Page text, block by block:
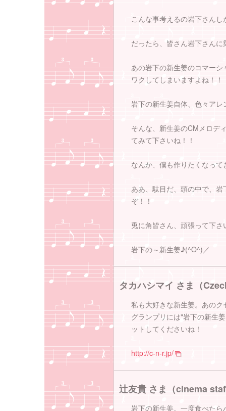
こんな事考えるの岩下さん
だったら、皆さん岩下さん
あの岩下の新生姜のコマー
ワクしてしまいますよね！！
岩下の新生姜自体、色々ア
そんな、新生姜のCMメロデ
てみて下さいね！！
なんか、僕も作りたくなっ
ああ、駄目だ、頭の中で、
ぞ！！
兎に角皆さん、頑張って下さ
岩下の～新生姜♪(^O^)／
タカハシマイ さま（
私も大好きな新生姜。あの
グランプリには"岩下の新生
ットしてくださいね！
http://c-n-r.jp/
辻友貴 さま（cinema
岩下の新生姜。一度食べた